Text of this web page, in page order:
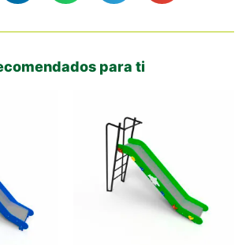
para ti